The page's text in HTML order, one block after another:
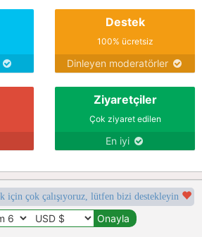
Destek
100% ücretsiz
Dinleyen moderatörler
Ziyaretçiler
Çok ziyaret edilen
En iyi
için çok çalışıyoruz, lütfen bizi destekleyin